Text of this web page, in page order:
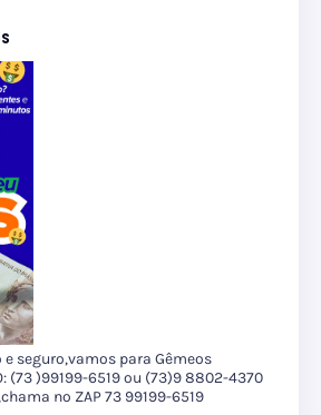
seguro,vamos para Gêmeos
(73 )99199-6519 ou (73)9 8802-4370
no ZAP 73 99199-6519